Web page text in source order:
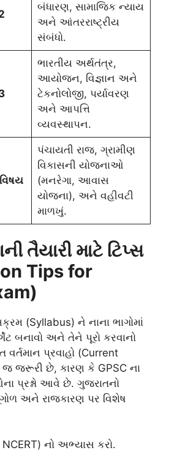
બંધારણ, સામાજિક ન્યાય
અને આંતરરાષ્ટ્રીય
સંબંધો.
ભારતીય અર્થતંત્ર,
આયોજન, વિજ્ઞાન અને
ટેકનોલોજી, પર્યાવરણ
અને આપત્તિ
વ્યવસ્થાપન.
પંચાયતી રાજ, ગ્રામીણ
વિકાસની યોજનાઓ
(મનરેગા, આવાસ
યોજના), અને વહીવટી
માળખું.
તૈયારી માટે ટિપ્સ
Tips for
(Syllabus) ને નાના ભાગોમાં
બનાવો અને તેને પૂરો કરવાનો
વર્તમાન પ્રવાહો (Current
જરૂરી છે, કારણ કે GPSC ના
પ્રશ્નો આવે છે. ગુજરાતનો
અને રાજકારણ પર વિશેષ
નો અભ્યાસ કરો.